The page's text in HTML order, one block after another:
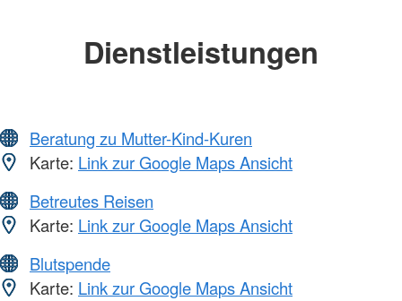
Dienstleistungen
Beratung zu Mutter-Kind-Kuren
Karte: Link zur Google Maps Ansicht
Betreutes Reisen
Karte: Link zur Google Maps Ansicht
Blutspende
Karte: Link zur Google Maps Ansicht